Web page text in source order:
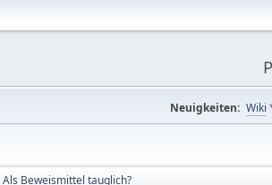
Neuigkeiten: Wiki
Beweismittel tauglich?